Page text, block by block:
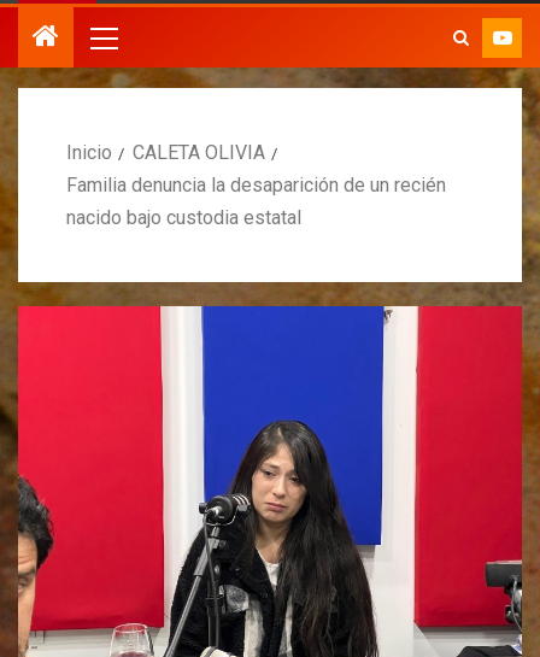
Inicio
CALETA OLIVIA
Familia denuncia la desaparición de un recién
nacido bajo custodia estatal